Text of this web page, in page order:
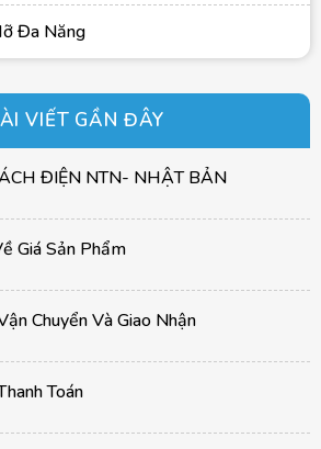
Đa Năng
VIẾT GẦN ĐÂY
ĐIỆN NTN- NHẬT BẢN
Giá Sản Phẩm
Chuyển Và Giao Nhận
Toán